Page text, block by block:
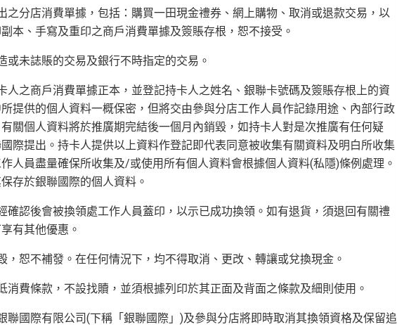
之分店消費單據，包括：購買一田現金禮券、網上購物、取消或退款交易，以
本、手寫及重印之商戶消費單據及簽賬存根，恕不接受。
或未誌賬的交易及銀行不時指定的交易。
人之商戶消費單據正本，並登記持卡人之姓名、銀聯卡號碼及簽賬存根上的資
提供的個人資料一概保密，但將交由參與分店工作人員作記錄用途、內部行政
關個人資料將於推廣期完結後一個月內銷毀，如持卡人對是次推廣有任何疑
際提出。持卡人提供以上資料作登記即代表同意被收集有關資料及明白所收集
人員盡量確保所收集及/或使用所有個人資料會根據個人資料(私隱)條例處理。
存於銀聯國際的個人資料。
確認後會被換領處工作人員蓋印，以示已成功換領。如有退貨，須退回有關禮
有其他優惠。
，恕不補發。在任何情況下，均不得取消、更改、轉讓或兌換現金。
消費條款，不設找贖，並須根據列印於其正面及背面之條款及細則使用。
聯國際有限公司(下稱「銀聯國際」)及參與分店將即時取消其換領資格及保留追